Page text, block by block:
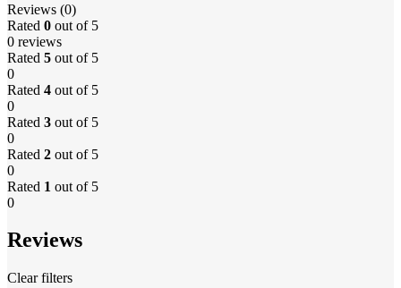
Reviews (0)
Rated 0 out of 5
0 reviews
Rated 5 out of 5
0
Rated 4 out of 5
0
Rated 3 out of 5
0
Rated 2 out of 5
0
Rated 1 out of 5
0
Reviews
Clear filters